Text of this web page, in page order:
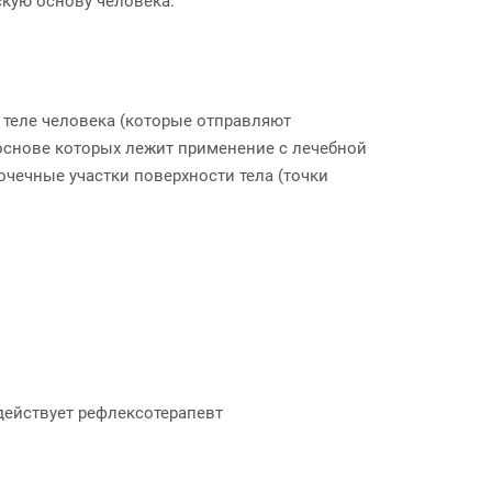
человека (которые отправляют
которых лежит применение с лечебной
участки поверхности тела (точки
рефлексотерапевт